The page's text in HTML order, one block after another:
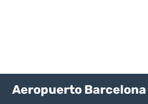
Aeropuerto Barcelona